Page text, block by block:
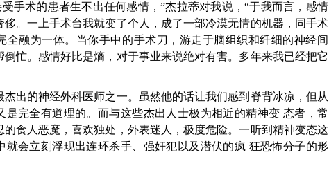
手术的患者生不出任何感情，”杰拉蒂对我说，“于我而言，感情
侈。一上手术台我就变了个人，成了一部冷漠无情的机器，同手术
全融为一体。当你手中的手术刀，游走于脑组织和纤细的神经间
倒忙。感情好比是熵，对于事业来说绝对有害。多年来我已经把它
的神经外科医师之一。虽然他的话让我们感到脊背冰凉，但从
是完全有道理的。而与这些杰出人士极为相近的精神变 态者，常
的食人恶魔，喜欢独处，外表迷人，极度危险。一听到精神变态这
就会立刻浮现出连环杀手、强奸犯以及潜伏的疯 狂恐怖分子的形